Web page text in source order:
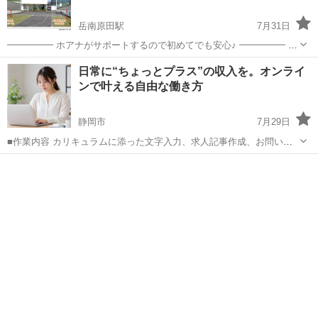
岳南原田駅
7月31日
━━━━━ ホアナがサポートするので初めてでも安心♪ ━━━━━ ホ
アナでは「ワークショップや教室など」を開催したい方を随時募集し
ています♪ ✔ ご自身のワークショップや教室などをやってみたい方 ✔
ものづくり...
静岡 富士市 岳南原田駅 ワークショップ ハロウィン
日常に“ちょっとプラス”の収入を。オンライ
ンで叶える自由な働き方
静岡市
7月29日
■作業内容 カリキュラムに添った文字入力、求人記事作成、お問い合
わせのメッセージやり取り、SNSの運営など。 ・初心者の方でも安心